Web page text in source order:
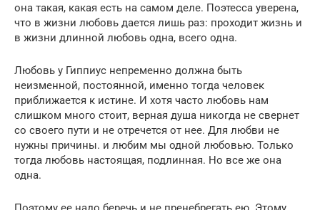
она такая, какая есть на самом деле. Поэтесса уверена,
что в жизни любовь дается лишь раз: проходит жизнь и
в жизни длинной любовь одна, всего одна.
Любовь у Гиппиус непременно должна быть
неизменной, постоянной, именно тогда человек
приближается к истине. И хотя часто любовь нам
слишком много стоит, верная душа никогда не свернет
со своего пути и не отречется от нее. Для любви не
нужны причины. и любим мы одной любовью. Только
тогда любовь настоящая, подлинная. Но все же она
одна.